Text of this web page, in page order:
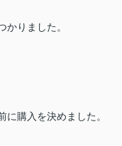
かりました。
購入を決めました。